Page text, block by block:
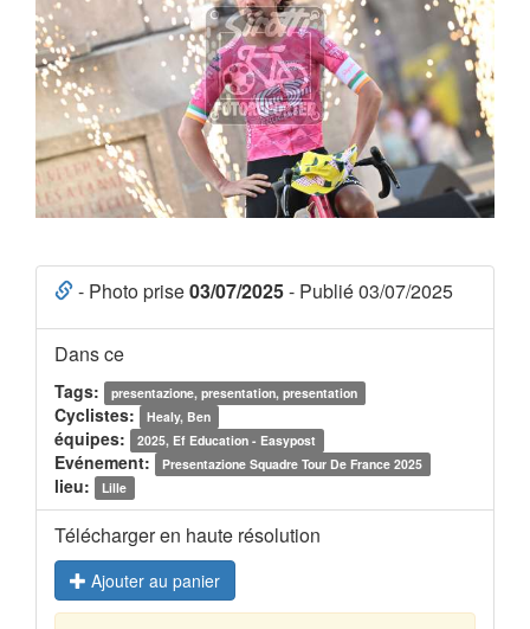
- Photo prise03/07/2025- Publié 03/07/2025
Dans ce
Tags: presentazione, presentation, presentation
Cyclistes: Healy, Ben
équipes: 2025, Ef Education - Easypost
Evénement: Presentazione Squadre Tour De France 2025
lieu: Lille
Télécharger en haute résolution
Ajouter au panier